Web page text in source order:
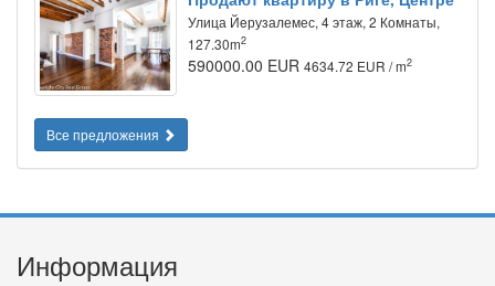
Улица Йeрузалемес, 4 этаж, 2 Комнаты,
127.30m2
590000.00 EUR 4634.72 EUR / m2
Все предложения
Информация